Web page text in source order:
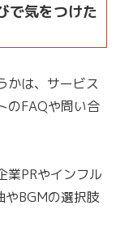
で気をつけた
かは、サービス
のFAQや問い合
業PRやインフル
やBGMの選択肢